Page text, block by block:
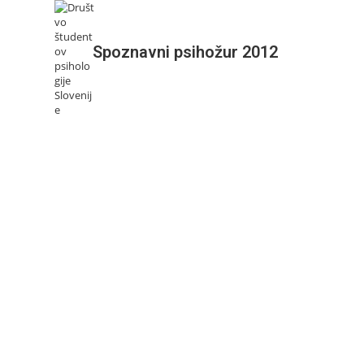
Spoznavni psihožur 2012